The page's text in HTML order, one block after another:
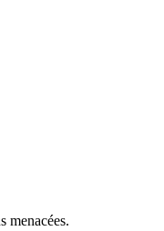
menacées.